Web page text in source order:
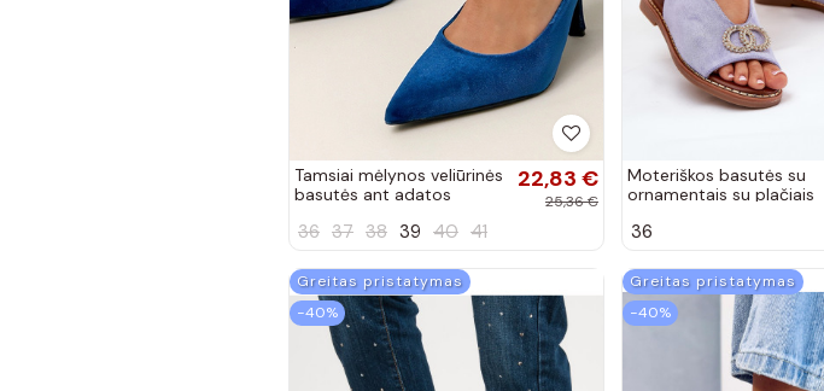
Tamsiai mėlynos veliūrinės
basutės ant adatos
22,83 €
25,36 €
36 37 38 39 40 41
Moteriškos basutės su
ornamentais su plačiais
zomšos rožinės...
36
Greitas pristatymas
−40%
Greitas pristatymas
−40%